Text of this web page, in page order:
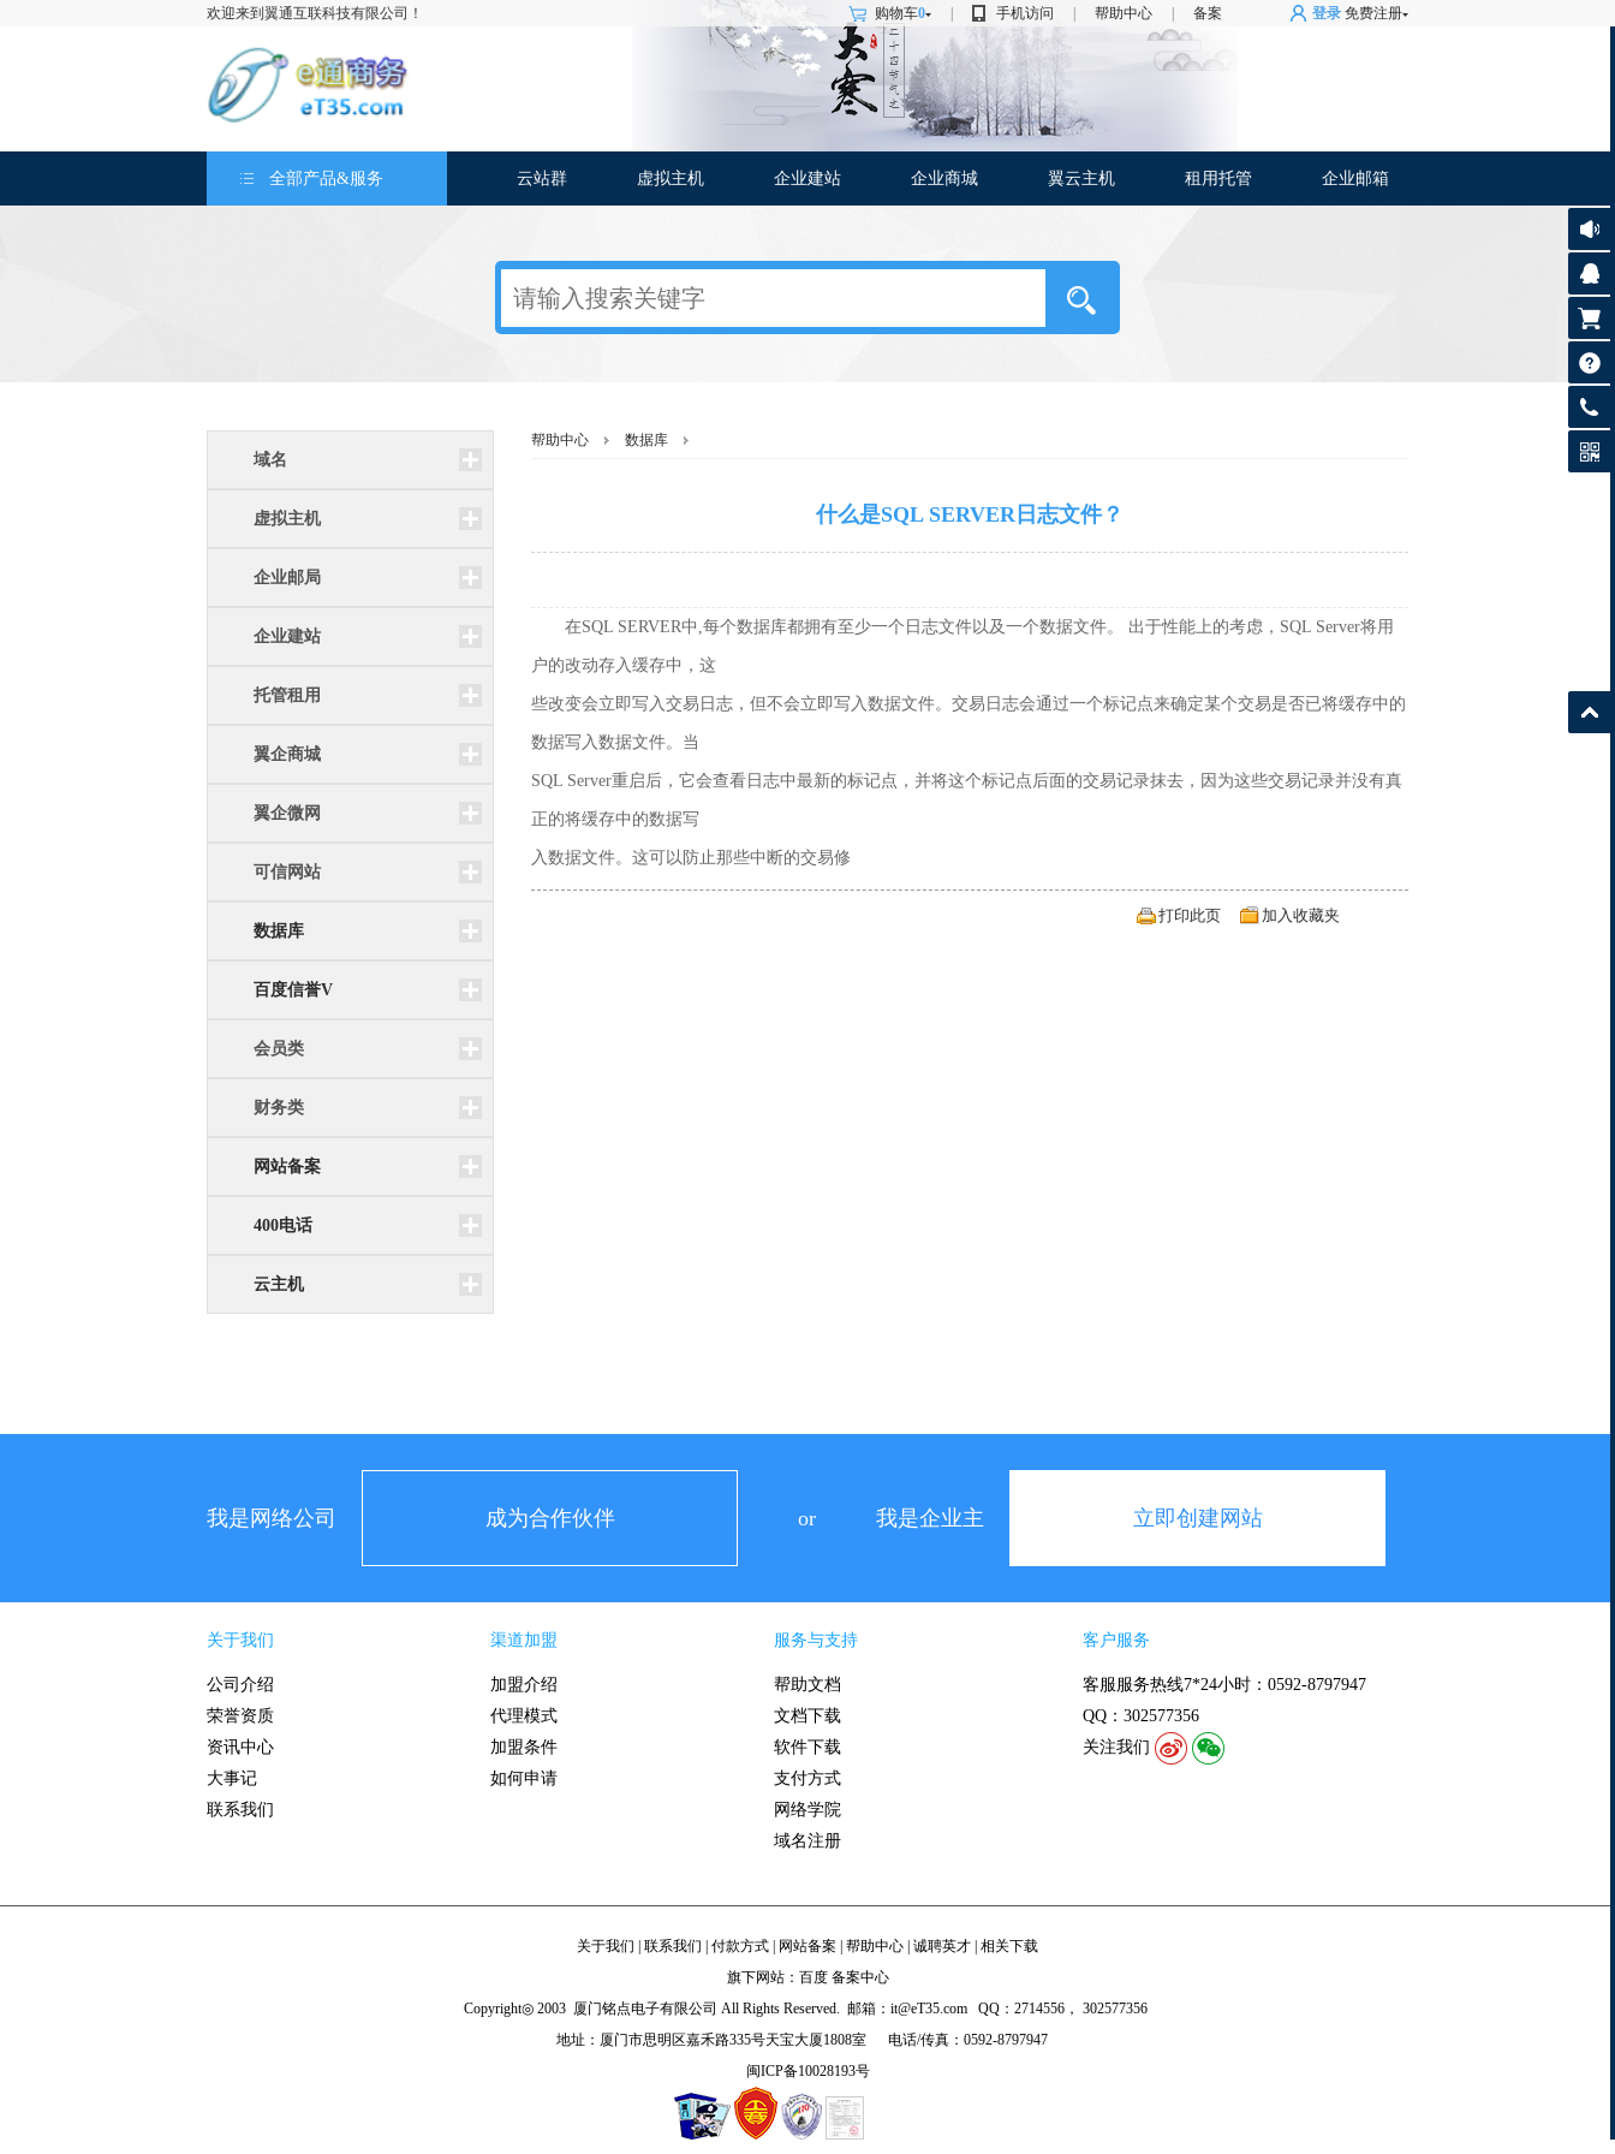
欢迎来到翼通互联科技有限公司！ 购物车0 手机访问 帮助中心 备案 登录 免费注册
全部产品&服务 云站群 虚拟主机 企业建站 企业商城 翼云主机 租用托管 企业邮箱
域名
虚拟主机
企业邮局
企业建站
托管租用
翼企商城
翼企微网
可信网站
数据库
百度信誉V
会员类
财务类
网站备案
400电话
云主机
帮助中心 数据库
什么是SQL SERVER日志文件？
在SQL SERVER中,每个数据库都拥有至少一个日志文件以及一个数据文件。 出于性能上的考虑，SQL Server将用
户的改动存入缓存中，这
些改变会立即写入交易日志，但不会立即写入数据文件。交易日志会通过一个标记点来确定某个交易是否已将缓存中的
数据写入数据文件。当
SQL Server重启后，它会查看日志中最新的标记点，并将这个标记点后面的交易记录抹去，因为这些交易记录并没有真
正的将缓存中的数据写
入数据文件。这可以防止那些中断的交易修
打印此页 加入收藏夹
我是网络公司 成为合作伙伴 or 我是企业主 立即创建网站
关于我们
公司介绍
荣誉资质
资讯中心
大事记
联系我们
渠道加盟
加盟介绍
代理模式
加盟条件
如何申请
服务与支持
帮助文档
文档下载
软件下载
支付方式
网络学院
域名注册
客户服务
客服服务热线7*24小时：0592-8797947
QQ：302577356
关注我们
关于我们 联系我们 付款方式 网站备案 帮助中心 诚聘英才 相关下载
旗下网站： 百度 备案中心
Copyright◎ 2003 厦门铭点电子有限公司 All Rights Reserved. 邮箱：it@eT35.com QQ：2714556， 302577356
地址：厦门市思明区嘉禾路335号天宝大厦1808室 电话/传真：0592-8797947
闽ICP备10028193号
0592-